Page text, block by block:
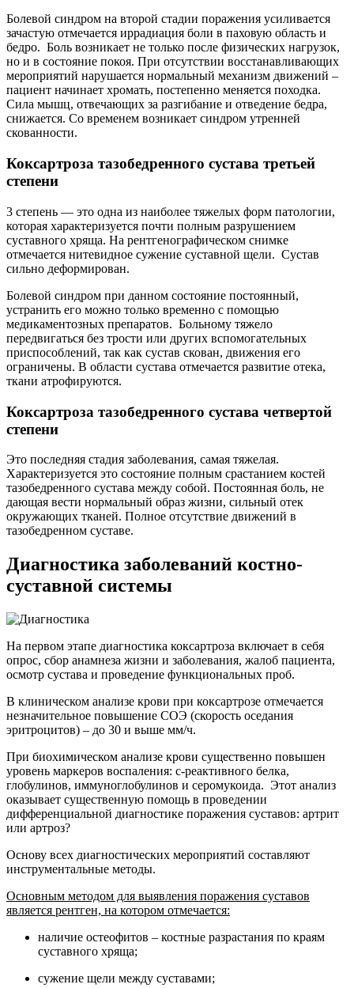
Болевой синдром на второй стадии поражения усиливается
зачастую отмечается иррадиация боли в паховую область и
бедро. Боль возникает не только после физических нагрузок,
но и в состояние покоя. При отсутствии восстанавливающих
мероприятий нарушается нормальный механизм движений –
пациент начинает хромать, постепенно меняется походка.
Сила мышц, отвечающих за разгибание и отведение бедра,
снижается. Со временем возникает синдром утренней
скованности.
Коксартроза тазобедренного сустава третьей
степени
3 степень — это одна из наиболее тяжелых форм патологии,
которая характеризуется почти полным разрушением
суставного хряща. На рентгенографическом снимке
отмечается нитевидное сужение суставной щели. Сустав
сильно деформирован.
Болевой синдром при данном состояние постоянный,
устранить его можно только временно с помощью
медикаментозных препаратов. Больному тяжело
передвигаться без трости или других вспомогательных
приспособлений, так как сустав скован, движения его
ограничены. В области сустава отмечается развитие отека,
ткани атрофируются.
Коксартроза тазобедренного сустава четвертой
степени
Это последняя стадия заболевания, самая тяжелая.
Характеризуется это состояние полным срастанием костей
тазобедренного сустава между собой. Постоянная боль, не
дающая вести нормальный образ жизни, сильный отек
окружающих тканей. Полное отсутствие движений в
тазобедренном суставе.
Диагностика заболеваний костно-
суставной системы
На первом этапе диагностика коксартроза включает в себя
опрос, сбор анамнеза жизни и заболевания, жалоб пациента,
осмотр сустава и проведение функциональных проб.
В клиническом анализе крови при коксартрозе отмечается
незначительное повышение СОЭ (скорость оседания
эритроцитов) – до 30 и выше мм/ч.
При биохимическом анализе крови существенно повышен
уровень маркеров воспаления: с-реактивного белка,
глобулинов, иммуноглобулинов и серомукоида. Этот анализ
оказывает существенную помощь в проведении
дифференциальной диагностике поражения суставов: артрит
или артроз?
Основу всех диагностических мероприятий составляют
инструментальные методы.
Основным методом для выявления поражения суставов
является рентген, на котором отмечается:
наличие остеофитов – костные разрастания по краям
суставного хряща;
сужение щели между суставами;